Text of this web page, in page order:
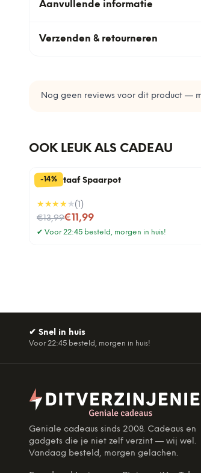
Aanvullende informatie
Verzenden & retourneren
Nog geen reviews voor dit product —
OOK LEUK ALS CADEAU
-14%
Goudstaaf Spaarpot
★★★★ ★( 1 )
€13,99
Nu voor€11,99
✔ Voor 22:45 besteld, morgen in huis!
✔ Snel in huis
Voor 22:45 besteld, morgen in huis!
Geniale cadeaus sinds 2008. Cadeaus en
gadgets die je niet zelf verzint — wij wel.
Vandaag besteld, morgen gelachen.